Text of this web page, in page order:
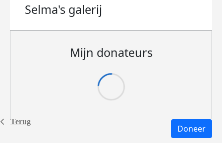
Terug
Selma's galerij
Mijn donateurs
Doneer